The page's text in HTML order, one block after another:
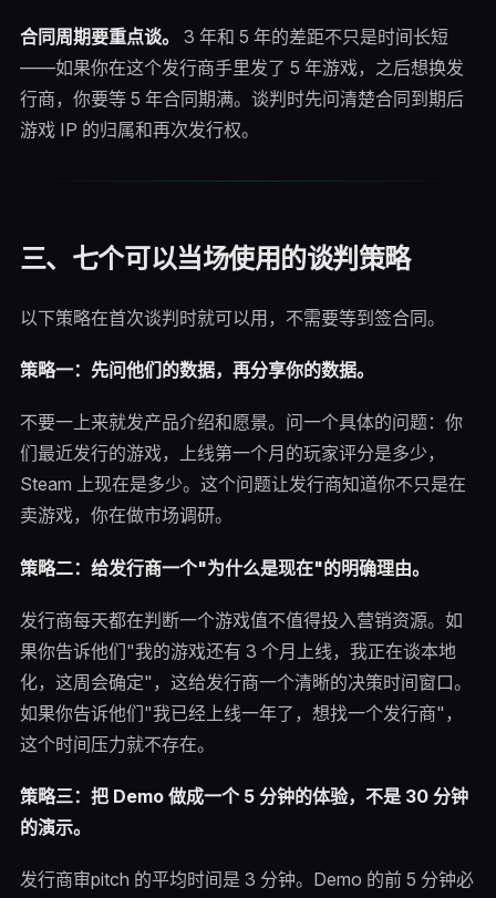
合同周期要重点谈。
3 年和 5 年的差距不只是时间长短
——如果你在这个发行商手里发了 5 年游戏，之后想换发
行商，你要等 5 年合同期满。谈判时先问清楚合同到期后
游戏 IP 的归属和再次发行权。
三、七个可以当场使用的谈判策略
以下策略在首次谈判时就可以用，不需要等到签合同。
策略一：先问他们的数据，再分享你的数据。
不要一上来就发产品介绍和愿景。问一个具体的问题：你
们最近发行的游戏，上线第一个月的玩家评分是多少，
Steam 上现在是多少。这个问题让发行商知道你不只是在
卖游戏，你在做市场调研。
策略二：给发行商一个"为什么是现在"的明确理由。
发行商每天都在判断一个游戏值不值得投入营销资源。如
果你告诉他们"我的游戏还有 3 个月上线，我正在谈本地
化，这周会确定"，这给发行商一个清晰的决策时间窗口。
如果你告诉他们"我已经上线一年了，想找一个发行商"，
这个时间压力就不存在。
策略三：把 Demo 做成一个 5 分钟的体验，不是 30 分钟
的演示。
发行商审pitch 的平均时间是 3 分钟。Demo 的前 5 分钟必